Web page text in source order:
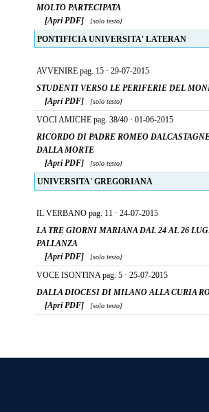
MOLTO PARTECIPATA
[Apri PDF]
[solo testo]
PONTIFICIA UNIVERSITA' LATERAN
AVVENIRE pag. 15 · 29-07-2015
STUDENTI VERSO LE PERIFERIE DEL
[Apri PDF]
[solo testo]
VOCI AMICHE pag. 38/40 · 01-06-2015
RICORDO DI PADRE ROMEO
DALLA MORTE
[Apri PDF]
[solo testo]
UNIVERSITA' GREGORIANA
IL VERBANO pag. 11 · 24-07-2015
LA TRE GIORNI MARIANA DAL 24 AL 26
PALLANZA
[Apri PDF]
[solo testo]
VOCE ISONTINA pag. 5 · 25-07-2015
DALLA DIOCESI DI MILANO ALLA CURIA
[Apri PDF]
[solo testo]